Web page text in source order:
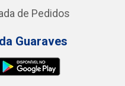
de Pedidos
Guaraves